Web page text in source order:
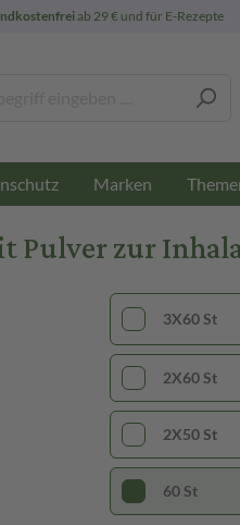
ab 29 € und für E-Rezepte
Marken
Pulver zur
3X60 St
2X60 St
2X50 St
60 St